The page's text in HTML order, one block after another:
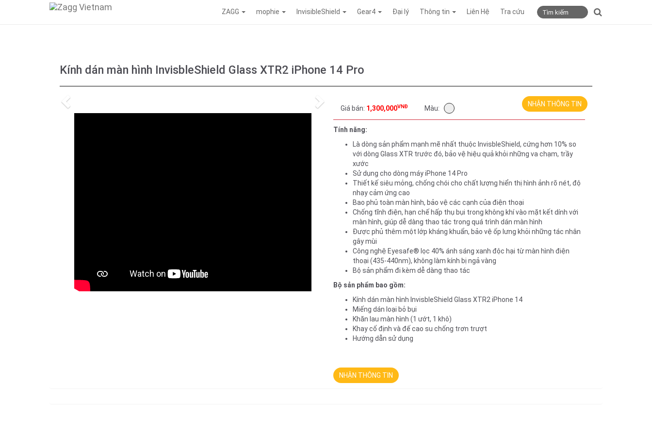
ZAGG mophie InvisibleShield Gear4 Đại lý Thông tin Liên Hệ Tra cứu
Kính dán màn hình InvisbleShield Glass XTR2 iPhone 14 Pro
Previous Next Giá bán: 1,300,000VNĐ Màu:
NHẬN THÔNG TIN
Tính năng:
Là dòng sản phẩm mạnh mẽ nhất thuộc InvisbleShield, cứng hơn 10% so
với dòng Glass XTR trước đó, bảo vệ hiệu quả khỏi những va chạm, trầy
xước
Sử dụng cho dòng máy iPhone 14 Pro
Thiết kế siêu mỏng, chống chói cho chất lượng hiển thị hình ảnh rõ nét, độ
nhạy cảm ứng cao
Bao phủ toàn màn hình, bảo vệ các cạnh của điện thoại
Chống tĩnh điện, hạn chế hấp thụ bụi trong không khí vào mặt kết dính với
màn hình, giúp dễ dàng thao tác trong quá trình dán màn hình
Được phủ thêm một lớp kháng khuẩn, bảo vệ ốp lưng khỏi những tác nhân
gây mùi
Công nghệ Eyesafe® lọc 40% ánh sáng xanh độc hại từ màn hình điện
thoại (435-440nm), không làm kính bị ngả vàng
Bộ sản phẩm đi kèm dễ dàng thao tác
Bộ sản phẩm bao gồm:
Kính dán màn hình InvisbleShield Glass XTR2 iPhone 14
Miếng dán loại bỏ bụi
Khăn lau màn hình (1 ướt, 1 khô)
Khay cố định và đế cao su chống trơn trượt
Hướng dẫn sử dụng
NHẬN THÔNG TIN